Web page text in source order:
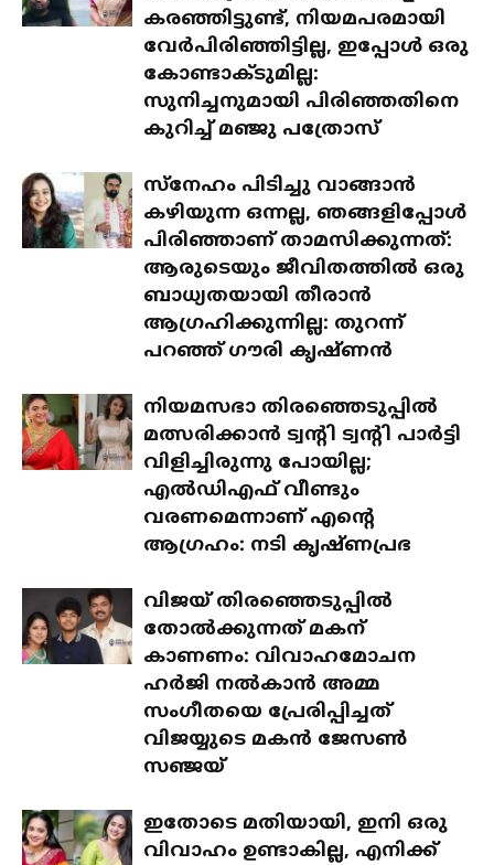
കരഞ്ഞിട്ടുണ്ട്, നിയമപരമായി
വേർപിരിഞ്ഞിട്ടില്ല, ഇപ്പോൾ ഒരു
കോണ്ടാക്ടുമില്ല:
സുനിച്ചനുമായി പിരിഞ്ഞതിനെ
കുറിച്ച് മഞ്ജു പത്രോസ്
സ്‌നേഹം പിടിച്ചു വാങ്ങാൻ
കഴിയുന്ന ഒന്നല്ല, ഞങ്ങളിപ്പോൾ
പിരിഞ്ഞാണ് താമസിക്കുന്നത്:
ആരുടെയും ജീവിതത്തിൽ ഒരു
ബാധ്യതയായി തീരാൻ
ആഗ്രഹിക്കുന്നില്ല: തുറന്ന്
പറഞ്ഞ് ഗൗരി കൃഷ്ണൻ
നിയമസഭാ തിരഞ്ഞെടുപ്പിൽ
മത്സരിക്കാൻ ട്വന്റി ട്വന്റി പാർട്ടി
വിളിച്ചിരുന്നു പോയില്ല;
എൽഡിഎഫ് വീണ്ടും
വരണമെന്നാണ് എന്റെ
ആഗ്രഹം: നടി കൃഷ്ണപ്രഭ
വിജയ് തിരഞ്ഞെടുപ്പിൽ
തോൽക്കുന്നത് മകന്
കാണണം: വിവാഹമോചന
ഹർജി നൽകാൻ അമ്മ
സംഗീതയെ പ്രേരിപ്പിച്ചത്
വിജയ്യുടെ മകൻ ജേസൺ
സഞ്ജയ്
ഇതോടെ മതിയായി, ഇനി ഒരു
വിവാഹം ഉണ്ടാകില്ല, എനിക്ക്